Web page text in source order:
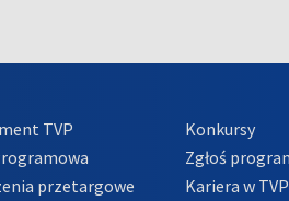
TVP
przetargowe
Konkursy
Zgłoś
Kariera w TVP